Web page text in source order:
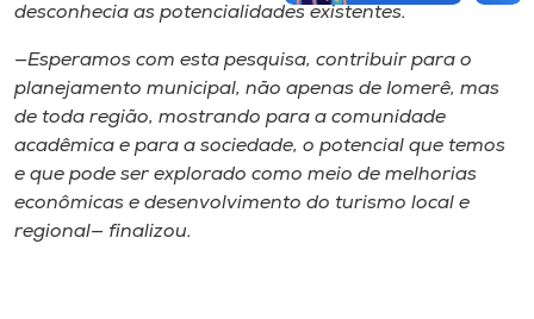
desconhecia as potencialidades existentes.
—Esperamos com esta pesquisa, contribuir para o
planejamento municipal, não apenas de Iomerê, mas
de toda região, mostrando para a comunidade
acadêmica e para a sociedade, o potencial que temos
e que pode ser explorado como meio de melhorias
econômicas e desenvolvimento do turismo local e
regional— finalizou.